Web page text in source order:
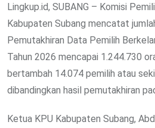
Lingkup.id, SUBANG – Komisi
Kabupaten Subang mencatat
Pemutakhiran Data Pemilih
Tahun 2026 mencapai 1.244.730
bertambah 14.074 pemilih atau
dibandingkan hasil pemutakhiran
Ketua KPU Kabupaten Subang,